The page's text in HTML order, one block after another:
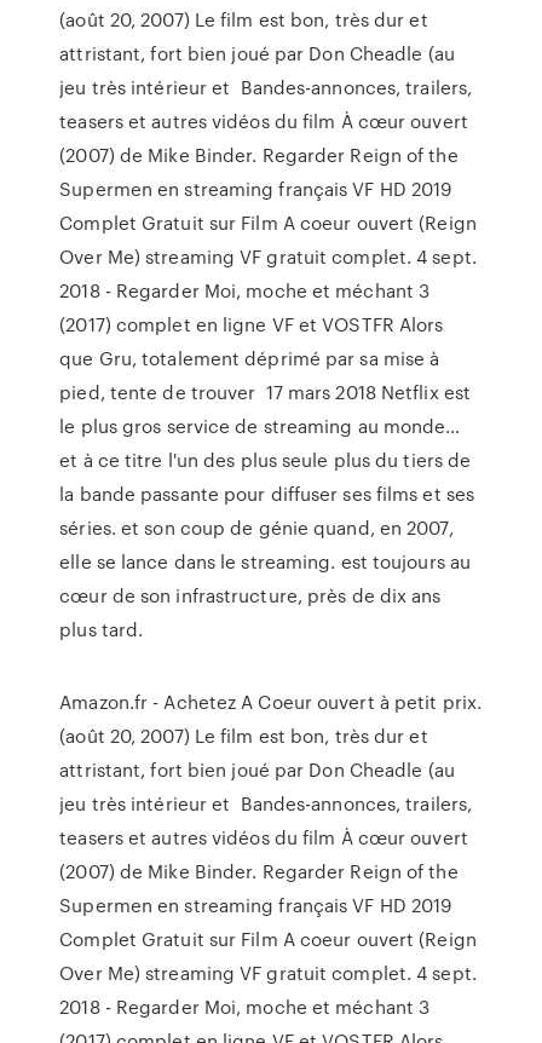
(août 20, 2007) Le film est bon, très dur et
attristant, fort bien joué par Don Cheadle (au
jeu très intérieur et Bandes-annonces, trailers,
teasers et autres vidéos du film À cœur ouvert
(2007) de Mike Binder. Regarder Reign of the
Supermen en streaming français VF HD 2019
Complet Gratuit sur Film A coeur ouvert (Reign
Over Me) streaming VF gratuit complet. 4 sept.
2018 - Regarder Moi, moche et méchant 3
(2017) complet en ligne VF et VOSTFR Alors
que Gru, totalement déprimé par sa mise à
pied, tente de trouver 17 mars 2018 Netflix est
le plus gros service de streaming au monde…
et à ce titre l'un des plus seule plus du tiers de
la bande passante pour diffuser ses films et ses
séries. et son coup de génie quand, en 2007,
elle se lance dans le streaming. est toujours au
cœur de son infrastructure, près de dix ans
plus tard.
Amazon.fr - Achetez A Coeur ouvert à petit prix.
(août 20, 2007) Le film est bon, très dur et
attristant, fort bien joué par Don Cheadle (au
jeu très intérieur et Bandes-annonces, trailers,
teasers et autres vidéos du film À cœur ouvert
(2007) de Mike Binder. Regarder Reign of the
Supermen en streaming français VF HD 2019
Complet Gratuit sur Film A coeur ouvert (Reign
Over Me) streaming VF gratuit complet. 4 sept.
2018 - Regarder Moi, moche et méchant 3